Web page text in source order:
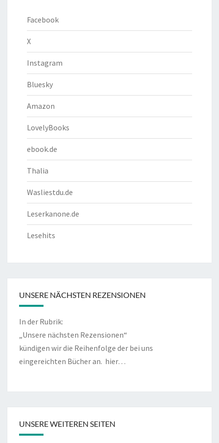
Facebook
X
Instagram
Bluesky
Amazon
LovelyBooks
ebook.de
Thalia
Wasliestdu.de
Leserkanone.de
Lesehits
UNSERE NÄCHSTEN REZENSIONEN
In der Rubrik:
„Unsere nächsten Rezensionen“
kündigen wir die Reihenfolge der bei uns
eingereichten Bücher an. hier…
UNSERE WEITEREN SEITEN